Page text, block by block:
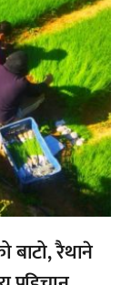
बाटो, रैथाने